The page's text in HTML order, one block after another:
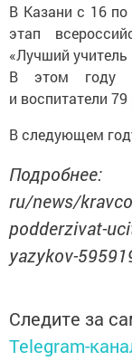
В Казани с 16
этап
«Лучший
В этом году
и воспитатели
В следующем
ru/news/
podderzivat-
yazykov-
Следите за
Telegram-